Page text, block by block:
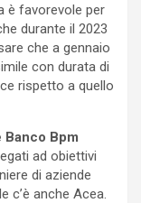
è favorevole per
durante il 2023
che a gennaio
con durata di
rispetto a quello
Banco Bpm
ad obiettivi
di aziende
c’è anche Acea.